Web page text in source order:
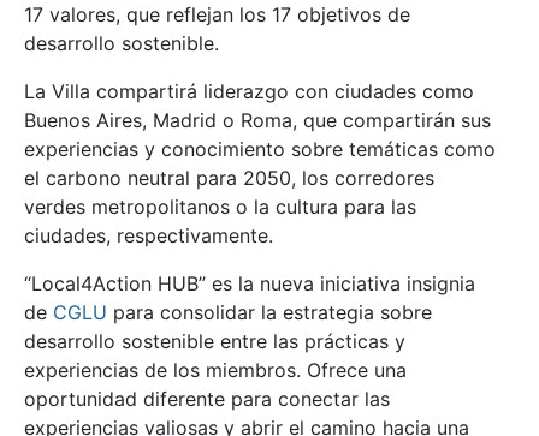
17 valores, que reflejan los 17 objetivos de
desarrollo sostenible.
La Villa compartirá liderazgo con ciudades como
Buenos Aires, Madrid o Roma, que compartirán sus
experiencias y conocimiento sobre temáticas como
el carbono neutral para 2050, los corredores
verdes metropolitanos o la cultura para las
ciudades, respectivamente.
“Local4Action HUB” es la nueva iniciativa insignia
de CGLU para consolidar la estrategia sobre
desarrollo sostenible entre las prácticas y
experiencias de los miembros. Ofrece una
oportunidad diferente para conectar las
experiencias valiosas y abrir el camino hacia una